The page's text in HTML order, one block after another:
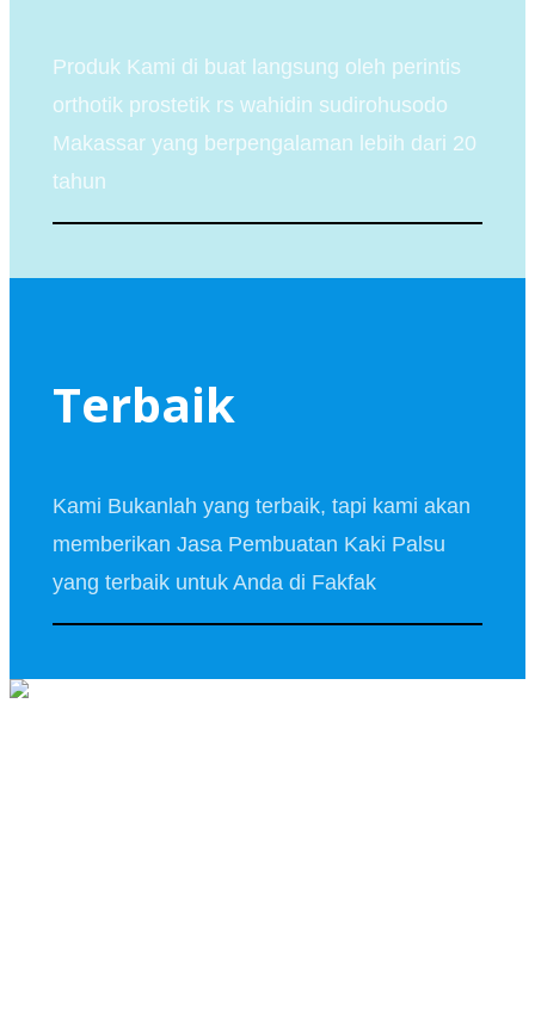
Produk Kami di buat langsung oleh perintis
orthotik prostetik rs wahidin sudirohusodo
Makassar yang berpengalaman lebih dari 20
tahun
Terbaik
Kami Bukanlah yang terbaik, tapi kami akan
memberikan Jasa Pembuatan Kaki Palsu
yang terbaik untuk Anda di Fakfak